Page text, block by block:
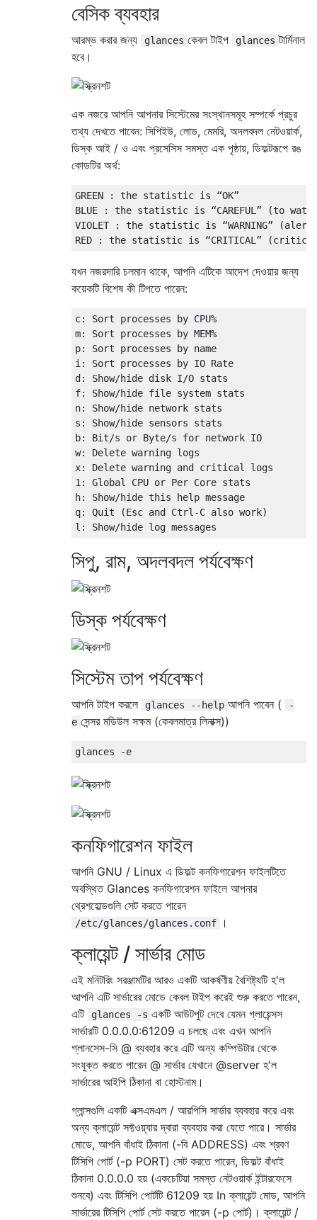
বেসিক ব্যবহার
আরম্ভ করার জন্য glances কেবল টাইপ glances টার্মিনাল
হবে।
এক নজরে আপনি আপনার সিস্টেমের সংস্থানসমূহ সম্পর্কে প্রচুর
তথ্য দেখতে পাবেন: সিপিইউ, লোড, মেমরি, অদলবদল নেটওয়ার্ক,
ডিস্ক আই / ও এবং প্রসেসিস সমস্ত এক পৃষ্ঠায়, ডিফল্টরূপে রঙ
কোডটির অর্থ:
GREEN : the statistic is “OK”
BLUE : the statistic is “CAREFUL” (to
VIOLET : the statistic is “WARNING”
যখন নজরদারি চলমান থাকে, আপনি এটিকে আদেশ দেওয়ার জন্য
কয়েকটি বিশেষ কী টিপতে পারেন:
c: Sort processes by CPU%
m: Sort processes by MEM%
p: Sort processes by name
i: Sort processes by IO Rate
d: Show/hide disk I/O stats
f: Show/hide file system stats
n: Show/hide network stats
s: Show/hide sensors stats
b: Bit/s or Byte/s for network IO
w: Delete warning logs
x: Delete warning and critical logs
1: Global CPU or Per Core stats
h: Show/hide this help message
q: Quit (Esc and Ctrl-C also work)
সিপু, রাম, অদলবদল পর্যবেক্ষণ
ডিস্ক পর্যবেক্ষণ
সিস্টেম তাপ পর্যবেক্ষণ
আপনি টাইপ করলে glances --help আপনি পাবেন (
-
e সেন্সর মডিউল সক্ষম (কেবলমাত্র লিনাক্স))
কনফিগারেশন ফাইল
আপনি GNU / Linux এ ডিফল্ট কনফিগারেশন ফাইলটিতে
অবস্থিত Glances কনফিগারেশন ফাইলে আপনার
থ্রেশহোল্ডগুলি সেট করতে পারেন
/etc/glances/glances.conf ।
ক্লায়েন্ট / সার্ভার মোড
এই মনিটরিং সরঞ্জামটির আরও একটি আকর্ষণীয় বৈশিষ্ট্যটি হ'ল
আপনি এটি সার্ভারের মোডে কেবল টাইপ করেই শুরু করতে পারেন,
এটি
glances -s একটি আউটপুট দেবে যেমন গ্লায়েন্সস
সার্ভারটি 0.0.0.0:61209 এ চলছে এবং এখন আপনি
গ্লানসেস-সি @ ব্যবহার করে এটি অন্য কম্পিউটার থেকে
সংযুক্ত করতে পারেন @ সার্ভার যেখানে @server হ'ল
সার্ভারের আইপি ঠিকানা বা হোস্টনাম।
গ্লান্সগুলি একটি এক্সএমএল / আরপিসি সার্ভার ব্যবহার করে এবং
অন্য ক্লায়েন্ট সফ্টওয়্যার দ্বারা ব্যবহার করা যেতে পারে। সার্ভার
মোডে, আপনি বাঁধাই ঠিকানা (-বি ADDRESS) এবং শ্রবণ
টিসিপি পোর্ট (-p PORT) সেট করতে পারেন, ডিফল্ট বাঁধাই
ঠিকানা 0.0.0.0 হয় (একচেটিয়া সমস্ত নেটওয়ার্ক ইন্টারফেসে
শুনবে) এবং টিসিপি পোর্টটি 61209 হয় In ক্লায়েন্ট মোড, আপনি
সার্ভারের টিসিপি পোর্ট সেট করতে পারেন (-p পোর্ট)। ক্লায়েন্ট /